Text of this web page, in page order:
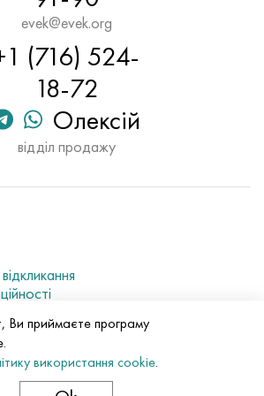
evek@evek.org
(716) 524-
18-72
Олексій
відділ продажу
GmbH»
сайту без прямого посилання
Ви приймаєте програму
використання cookie.
4142
45hnmf
46s20